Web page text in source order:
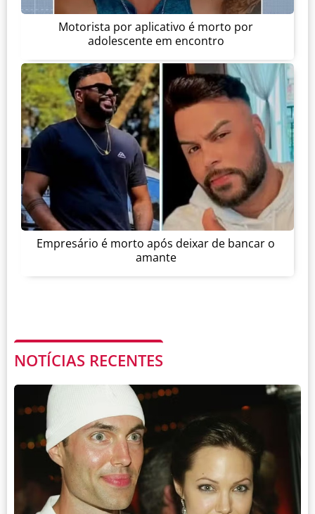
Motorista por aplicativo é morto por
adolescente em encontro
Empresário é morto após deixar de bancar o
amante
NOTÍCIAS RECENTES